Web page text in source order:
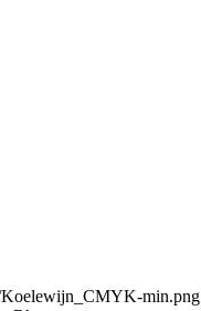
Koelewijn_CMYK-min.png